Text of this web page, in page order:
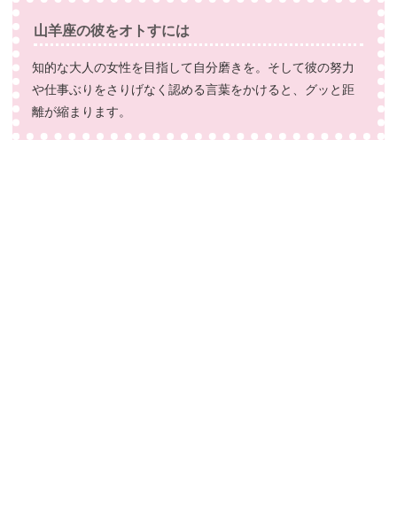
山羊座の彼をオトすには
知的な大人の女性を目指して自分磨きを。そして彼の努力
や仕事ぶりをさりげなく認める言葉をかけると、グッと距
離が縮まります。